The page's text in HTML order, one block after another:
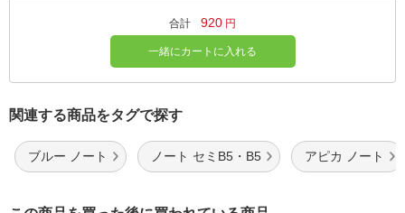
合計 920 円
一緒にカートに入れる
関連する商品をタグで探す
ブルー ノート ノート セミB5・B5 アピカ ノート